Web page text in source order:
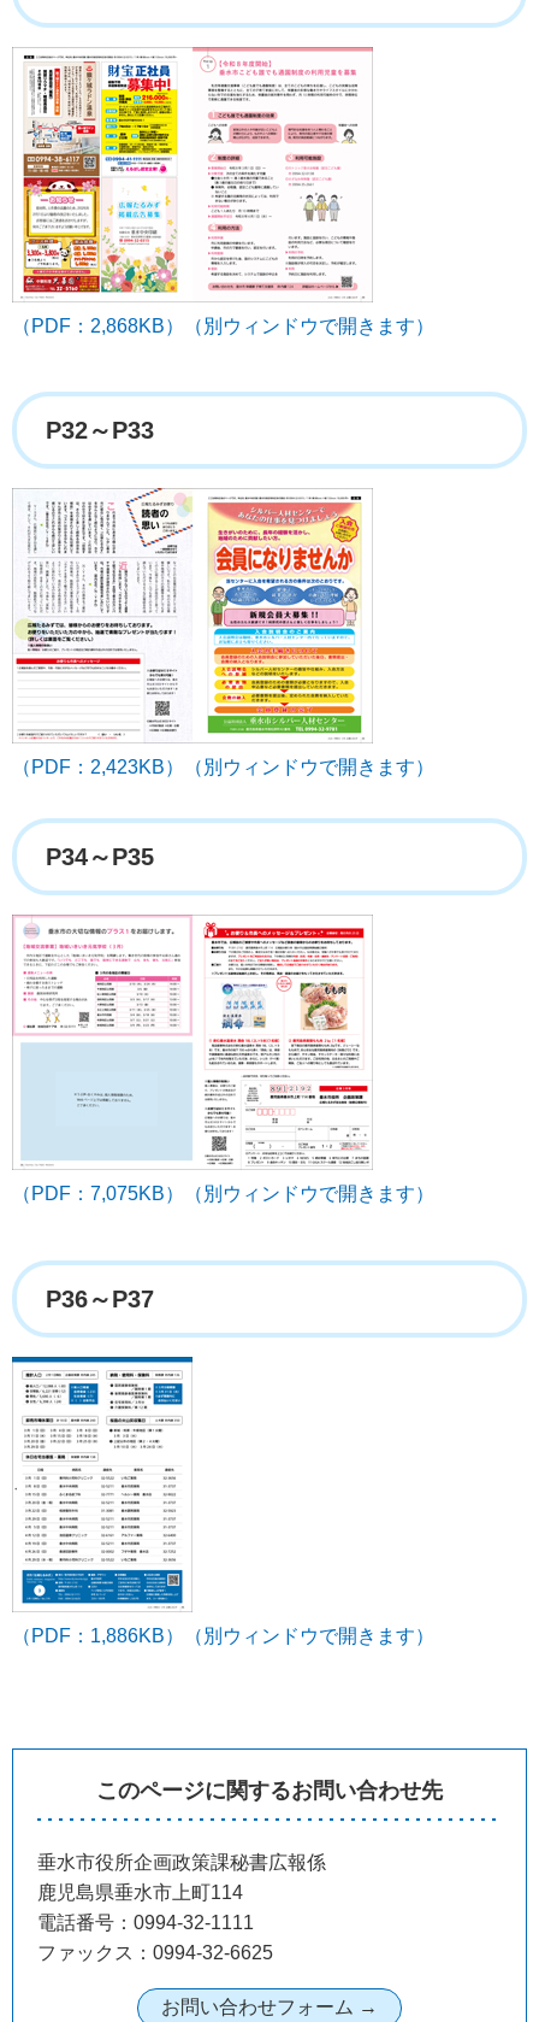
（PDF：2,868KB）（別ウィンドウで開きます）
P32～P33
（PDF：2,423KB）（別ウィンドウで開きます）
P34～P35
（PDF：7,075KB）（別ウィンドウで開きます）
P36～P37
（PDF：1,886KB）（別ウィンドウで開きます）
このページに関するお問い合わせ先
垂水市役所企画政策課秘書広報係
鹿児島県垂水市上町114
電話番号：0994-32-1111
ファックス：0994-32-6625